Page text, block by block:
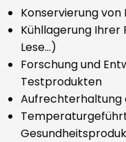
Konservierung
Kühllagerung
Lese…)
Forschung und
Testprodukten
Aufrechterhaltung